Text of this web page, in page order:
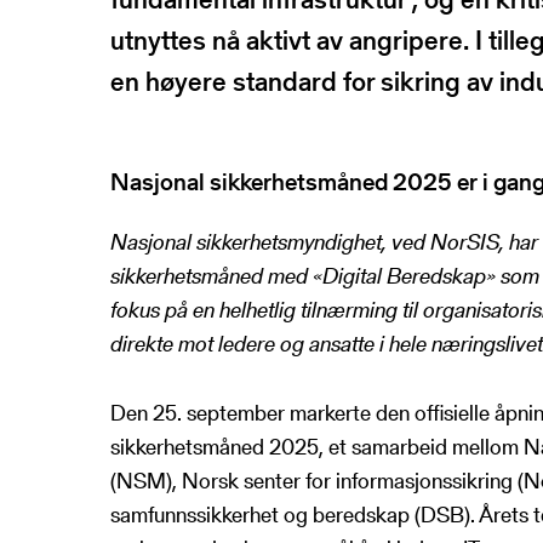
NSRs kontaktregister
Varde
Heimdall
VTS-analyse
Foredrag
Publikasjoner
Om NSR
NSR Strategi
Vedtekter
Medlemsbedrifter
Styret
Ansatte
Kontakt oss
Bli medlem
NSR Digital
NSR Medlem
utnyttes nå aktivt av angripere. I
en høyere standard for sikring av
Nasjonal sikkerhetsmåned 2025 er i
Nasjonal sikkerhetsmyndighet, ved NorSIS,
sikkerhetsmåned med «Digital Beredskap»
fokus på en helhetlig tilnærming til
direkte mot ledere og ansatte i hele
Den 25. september markerte den offisielle
sikkerhetsmåned 2025, et samarbeid mellom
(NSM), Norsk senter for informasjonssikring
samfunnssikkerhet og beredskap (DSB). Årets